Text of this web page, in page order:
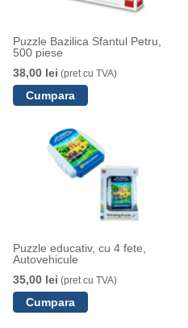
Puzzle Bazilica Sfantul Petru,
500 piese
38,00 lei (pret cu TVA)
Puzzle educativ, cu 4 fete,
Autovehicule
35,00 lei (pret cu TVA)